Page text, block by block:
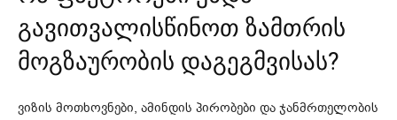
გავითვალისწინოთ ზამთრის
მოგზაურობის დაგეგმვისას?
ვიზის მოთხოვნები, ამინდის პირობები და ჯანმრთელობის